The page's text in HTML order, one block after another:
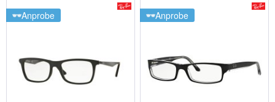
Anprobe Anprobe